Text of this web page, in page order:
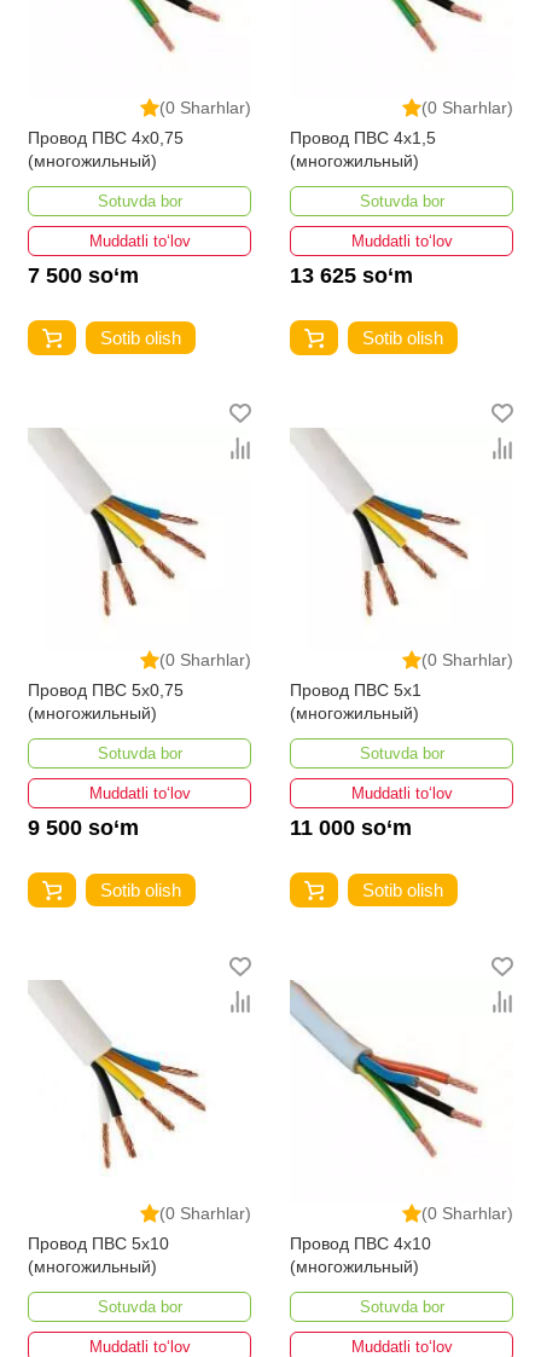
(0 Sharhlar)
Провод ПВС 4х0,75
(многожильный)
Sotuvda bor
Muddatli to‘lov
7 500 so‘m
Sotib olish
(0 Sharhlar)
Провод ПВС 4х1,5
(многожильный)
Sotuvda bor
Muddatli to‘lov
13 625 so‘m
Sotib olish
(0 Sharhlar)
Провод ПВС 5х0,75
(многожильный)
Sotuvda bor
Muddatli to‘lov
9 500 so‘m
Sotib olish
(0 Sharhlar)
Провод ПВС 5х1
(многожильный)
Sotuvda bor
Muddatli to‘lov
11 000 so‘m
Sotib olish
(0 Sharhlar)
Провод ПВС 5х10
(многожильный)
Sotuvda bor
Muddatli to‘lov
(0 Sharhlar)
Провод ПВС 4х10
(многожильный)
Sotuvda bor
Muddatli to‘lov